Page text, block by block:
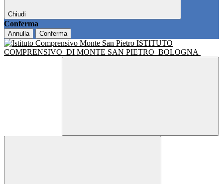
Chiudi
Conferma
Annulla Conferma
ISTITUTO
COMPRENSIVO DI MONTE SAN PIETRO BOLOGNA